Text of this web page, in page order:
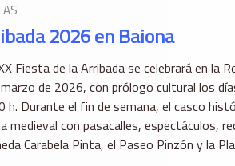
2026 en Baiona
Fiesta de la Arribada se celebrará en la
de 2026, con prólogo cultural los
h. Durante el fin de semana, el casco
medieval con pasacalles, espectáculos,
Carabela Pinta, el Paseo Pinzón y la